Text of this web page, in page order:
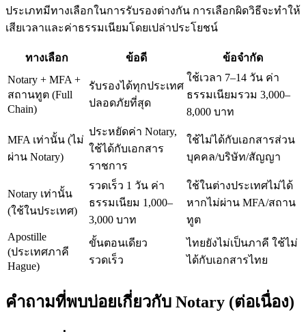
ประเภทมีทางเลือกในการรับรองต่างกัน การเลือกผิดวิธีจะทำให้
เสียเวลาและค่าธรรมเนียมโดยเปล่าประโยชน์
ทางเลือก ข้อดี
ข้อจำกัด
Notary + MFA +
สถานทูต (Full
Chain)
รับรองได้ทุกประเทศ
ปลอดภัยที่สุด
ใช้เวลา 7–14 วัน ค่า
ธรรมเนียมรวม 3,000–
8,000 บาท
MFA เท่านั้น (ไม่
ผ่าน Notary)
ประหยัดค่า Notary,
ใช้ได้กับเอกสาร
ราชการ
ใช้ไม่ได้กับเอกสารส่วน
บุคคล/บริษัท/สัญญา
Notary เท่านั้น
(ใช้ในประเทศ)
รวดเร็ว 1 วัน ค่า
ธรรมเนียม 1,000–
3,000 บาท
ใช้ในต่างประเทศไม่ได้
หากไม่ผ่าน MFA/สถาน
ทูต
Apostille
(ประเทศภาคี
Hague)
ขั้นตอนเดียว
รวดเร็ว
ไทยยังไม่เป็นภาคี ใช้ไม่
ได้กับเอกสารไทย
คำถามที่พบบ่อยเกี่ยวกับ Notary (ต่อเนื่อง)